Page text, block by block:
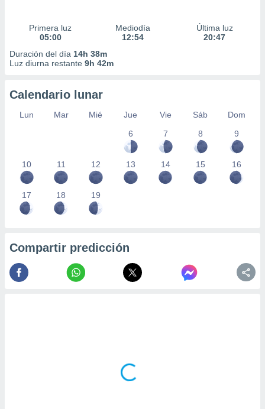
Primera luz
05:00
Mediodía
12:54
Última luz
20:47
Duración del día 14h 38m
Luz diurna restante 9h 42m
Calendario lunar
Lun Mar Mié Jue Vie Sáb
Dom
6
7 8 9
10 11 12 13 14 15 16
17 18 19
Compartir predicción